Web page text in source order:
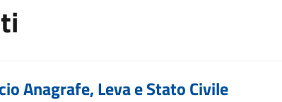
Anagrafe, Leva e Stato Civile